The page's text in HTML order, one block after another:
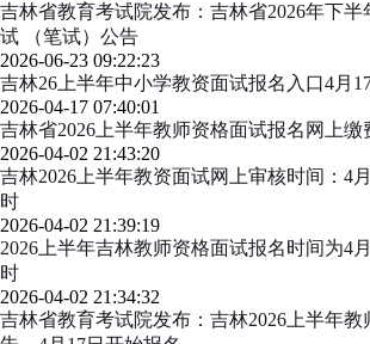
吉林省教育考试院发布：吉林省2026年下
试 （笔试）公告
2026-06-23 09:22:23
吉林26上半年中小学教资面试报名入口4月
2026-04-17 07:40:01
吉林省2026上半年教师资格面试报名网上缴
2026-04-02 21:43:20
吉林2026上半年教资面试网上审核时间：4
时
2026-04-02 21:39:19
2026上半年吉林教师资格面试报名时间为4
时
2026-04-02 21:34:32
吉林省教育考试院发布：吉林2026上半年教